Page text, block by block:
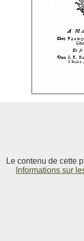
Le contenu de cette
Informations sur